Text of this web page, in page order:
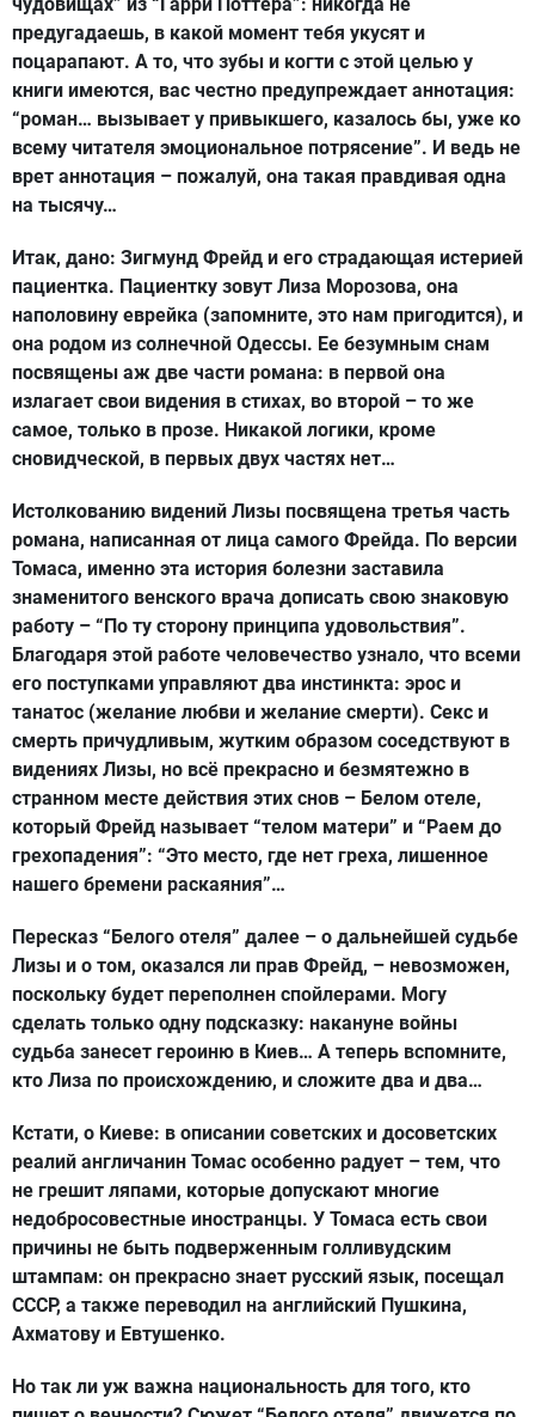
предугадаешь, в какой момент тебя укусят и
поцарапают. А то, что зубы и когти с этой целью у
книги имеются, вас честно предупреждает аннотация:
“роман… вызывает у привыкшего, казалось бы, уже ко
всему читателя эмоциональное потрясение”. И ведь не
врет аннотация – пожалуй, она такая правдивая одна
на тысячу…
Итак, дано: Зигмунд Фрейд и его страдающая истерией
пациентка. Пациентку зовут Лиза Морозова, она
наполовину еврейка (запомните, это нам пригодится), и
она родом из солнечной Одессы. Ее безумным снам
посвящены аж две части романа: в первой она
излагает свои видения в стихах, во второй – то же
самое, только в прозе. Никакой логики, кроме
сновидческой, в первых двух частях нет…
Истолкованию видений Лизы посвящена третья часть
романа, написанная от лица самого Фрейда. По версии
Томаса, именно эта история болезни заставила
знаменитого венского врача дописать свою знаковую
работу – “По ту сторону принципа удовольствия”.
Благодаря этой работе человечество узнало, что всеми
его поступками управляют два инстинкта: эрос и
танатос (желание любви и желание смерти). Секс и
смерть причудливым, жутким образом соседствуют в
видениях Лизы, но всё прекрасно и безмятежно в
странном месте действия этих снов – Белом отеле,
который Фрейд называет “телом матери” и “Раем до
грехопадения”: “Это место, где нет греха, лишенное
нашего бремени раскаяния”…
Пересказ “Белого отеля” далее – о дальнейшей судьбе
Лизы и о том, оказался ли прав Фрейд, – невозможен,
поскольку будет переполнен спойлерами. Могу
сделать только одну подсказку: накануне войны
судьба занесет героиню в Киев… А теперь вспомните,
кто Лиза по происхождению, и сложите два и два…
Кстати, о Киеве: в описании советских и досоветских
реалий англичанин Томас особенно радует – тем, что
не грешит ляпами, которые допускают многие
недобросовестные иностранцы. У Томаса есть свои
причины не быть подверженным голливудским
штампам: он прекрасно знает русский язык, посещал
СССР, а также переводил на английский Пушкина,
Ахматову и Евтушенко.
Но так ли уж важна национальность для того, кто